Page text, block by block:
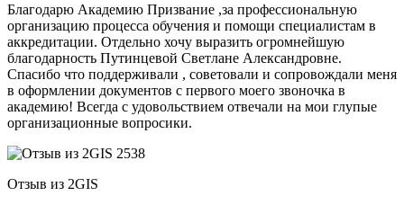
Благодарю Академию Призвание ,за профессиональную
организацию процесса обучения и помощи специалистам в
аккредитации. Отдельно хочу выразить огромнейшую
благодарность Путинцевой Светлане Александровне.
Спасибо что поддерживали , советовали и сопровождали меня
в оформлении документов с первого моего звоночка в
академию! Всегда с удовольствием отвечали на мои глупые
организационные вопросики.
Отзыв из 2GIS